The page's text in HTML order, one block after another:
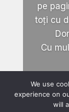
pe
toți cu
Cu
We use
experience on
will